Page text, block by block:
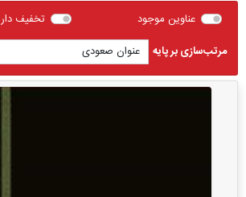
عناوین موجود
تخفیف دار
مرتب‌سازی بر پایه